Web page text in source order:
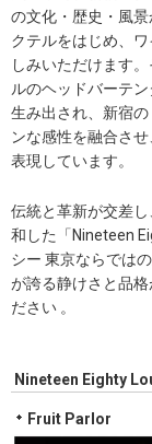
の文化・歴史・風
クテルをはじめ、
しみいただけます
ルのヘッドバーテ
生み出され、新宿
ンな感性を融合さ
表現しています。
伝統と革新が交差
和した「Nineteen
シー 東京ならでは
が誇る静けさと品
ださい 。
Nineteen Eighty
Fruit Parlor